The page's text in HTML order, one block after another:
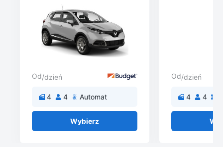
Od/dzień
4 4 Automat
Wybierz
Od/dzień
4 4